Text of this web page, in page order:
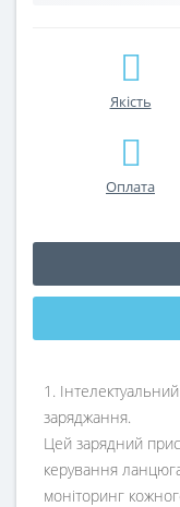
Якість
Оплата
1.
заряджання.
Цей зарядний
керування
моніторинг